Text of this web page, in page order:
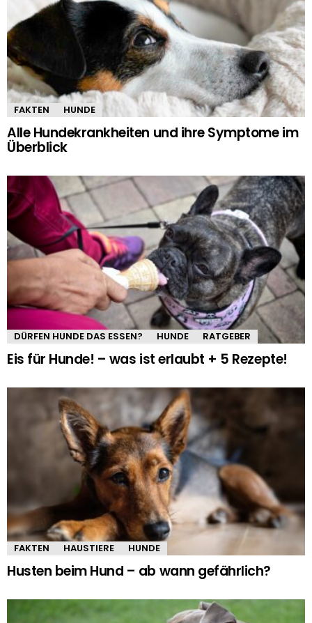
FAKTEN HUNDE
Alle Hundekrankheiten und ihre Symptome im
Überblick
DÜRFEN HUNDE DAS ESSEN? HUNDE RATGEBER
Eis für Hunde! – was ist erlaubt + 5 Rezepte!
FAKTEN HAUSTIERE HUNDE
Husten beim Hund – ab wann gefährlich?